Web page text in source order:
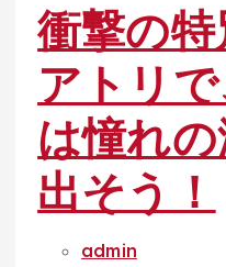
衝撃の
アトリ
は憧れ
出そう！
admin